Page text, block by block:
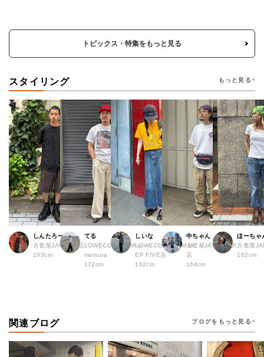
トピックス・特集をもっと見る
スタイリング もっと見る
しんたろー
古着屋JAM 仙台店
163cm
てる
LOWECO by JAM a
memura
172cm
しいな
LOWECO by JAM H
EP FIVE店
162cm
中ちゃん
古着屋JAM 下北沢
店
164cm
ほーちゃ
古着屋
162cm
関連ブログ ブログをもっと見る